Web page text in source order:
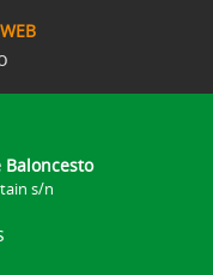
Baloncesto
s/n